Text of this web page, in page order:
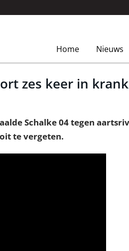
Home Nieuws
zes keer in
Schalke 04 tegen
te vergeten.